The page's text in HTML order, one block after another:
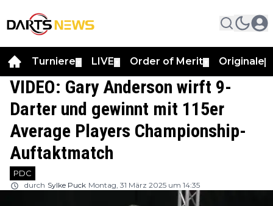
Turniere LIVE Order of Merit Originale
VIDEO: Gary Anderson wirft 9-
Darter und gewinnt mit 115er
Average Players Championship-
Auftaktmatch
PDC
durch Sylke Puck Montag, 31 März 2025 um 14:35